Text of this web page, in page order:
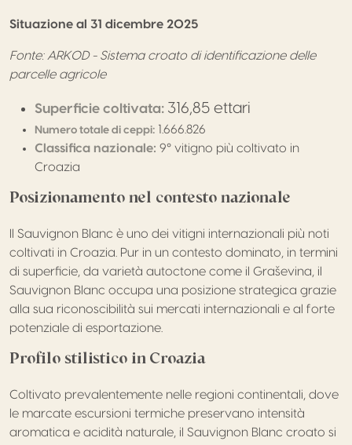
Situazione al 31 dicembre 2025
Fonte: ARKOD - Sistema croato di identificazione delle
parcelle agricole
Superficie coltivata: 316,85 ettari
Numero totale di ceppi: 1.666.826
Classifica nazionale: 9° vitigno più coltivato in
Croazia
Posizionamento nel contesto nazionale
Il Sauvignon Blanc è uno dei vitigni internazionali più noti
coltivati in Croazia. Pur in un contesto dominato, in termini
di superficie, da varietà autoctone come il Graševina, il
Sauvignon Blanc occupa una posizione strategica grazie
alla sua riconoscibilità sui mercati internazionali e al forte
potenziale di esportazione.
Profilo stilistico in Croazia
Coltivato prevalentemente nelle regioni continentali, dove
le marcate escursioni termiche preservano intensità
aromatica e acidità naturale, il Sauvignon Blanc croato si